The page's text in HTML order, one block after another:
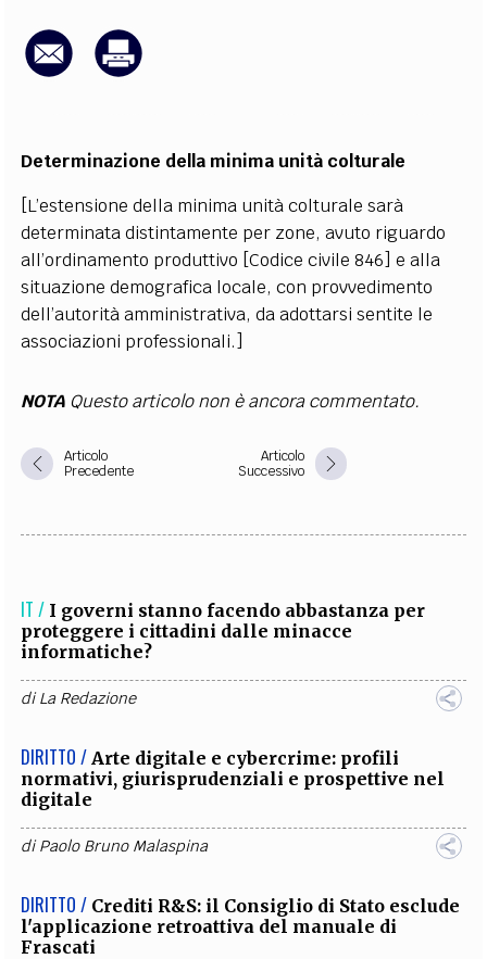
CODICI RUBRICHE
Determinazione della minima unità colturale
[L’estensione della minima unità colturale sarà
determinata distintamente per zone, avuto riguardo
all’ordinamento produttivo [Codice civile 846] e alla
situazione demografica locale, con provvedimento
dell’autorità amministrativa, da adottarsi sentite le
associazioni professionali.]
NOTA Questo articolo non è ancora commentato.
Articolo
Precedente
Articolo
Successivo
IT / I governi stanno facendo abbastanza per
proteggere i cittadini dalle minacce
informatiche?
diLa Redazione
DIRITTO / Arte digitale e cybercrime: profili
normativi, giurisprudenziali e prospettive nel
digitale
diPaolo Bruno Malaspina
DIRITTO / Crediti R&S: il Consiglio di Stato esclude
l'applicazione retroattiva del manuale di
Frascati